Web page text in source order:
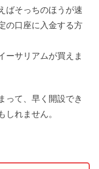
ばそっちのほうが速
の口座に入金する方
ーサリアムが買えま
って、早く開設でき
しれません。